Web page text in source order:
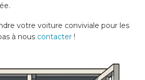
votre voiture conviviale pour les
à nous contacter!